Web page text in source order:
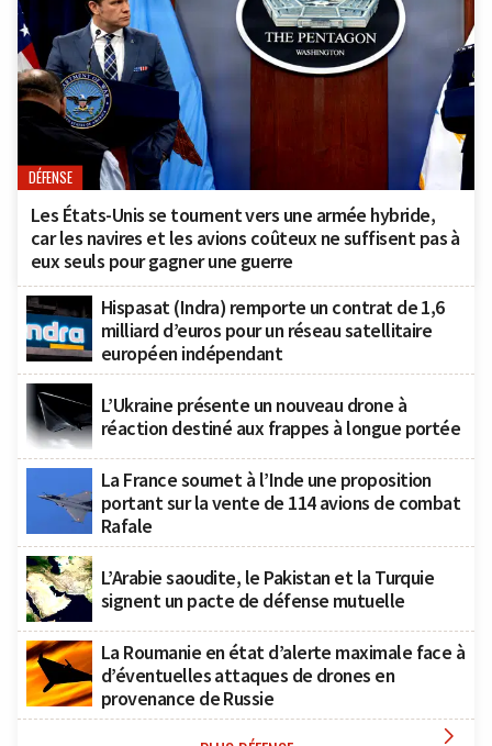
DÉFENSE
Les États-Unis se tournent vers une armée hybride,
car les navires et les avions coûteux ne suffisent pas à
eux seuls pour gagner une guerre
Hispasat (Indra) remporte un contrat de 1,6
milliard d’euros pour un réseau satellitaire
européen indépendant
L’Ukraine présente un nouveau drone à
réaction destiné aux frappes à longue portée
La France soumet à l’Inde une proposition
portant sur la vente de 114 avions de combat
Rafale
L’Arabie saoudite, le Pakistan et la Turquie
signent un pacte de défense mutuelle
La Roumanie en état d’alerte maximale face à
d’éventuelles attaques de drones en
provenance de Russie
